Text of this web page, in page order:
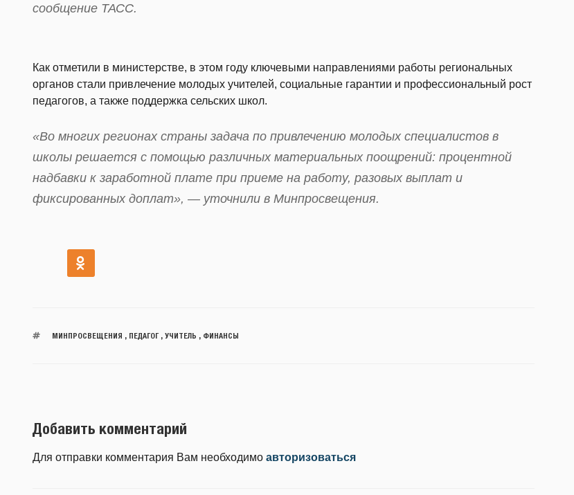
сообщение ТАСС.
Как отметили в министерстве, в этом году ключевыми направлениями работы региональных
органов стали привлечение молодых учителей, социальные гарантии и профессиональный рост
педагогов, а также поддержка сельских школ.
«Во многих регионах страны задача по привлечению молодых специалистов в
школы решается с помощью различных материальных поощрений: процентной
надбавки к заработной плате при приеме на работу, разовых выплат и
фиксированных доплат», — уточнили в Минпросвещения.
МИНПРОСВЕЩЕНИЯ , ПЕДАГОГ, УЧИТЕЛЬ , ФИНАНСЫ
Добавить комментарий
Для отправки комментария Вам необходимо авторизоваться